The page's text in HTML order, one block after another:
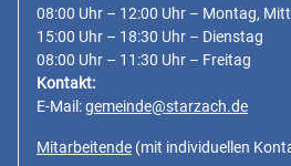
08:00 Uhr – 12:00 Uhr – Montag,
15:00 Uhr – 18:30 Uhr – Dienstag
08:00 Uhr – 11:30 Uhr – Freitag
Kontakt:
E-Mail:gemeinde@starzach.de
Mitarbeitende (mit individuellen